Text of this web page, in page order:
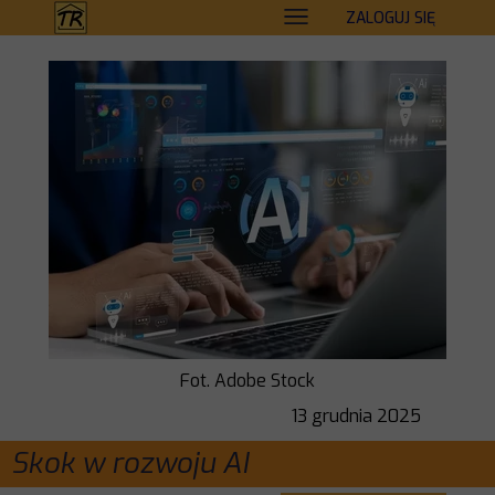
ZALOGUJ SIĘ
Fot. Adobe Stock
13 grudnia 2025
Skok w rozwoju AI